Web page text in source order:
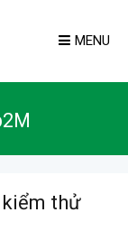
MENU
thử